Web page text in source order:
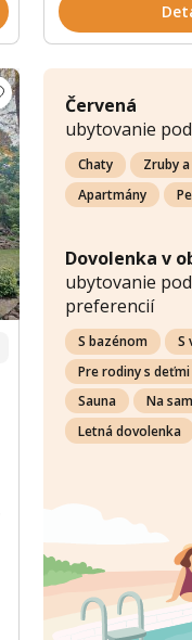
Červená
ubytovanie
Chaty
Zruby
Apartmány
Dovolenka v
ubytovanie
preferencií
S bazénom
S
Pre rodiny s deťmi
Sauna
Na
Letná dovolenka